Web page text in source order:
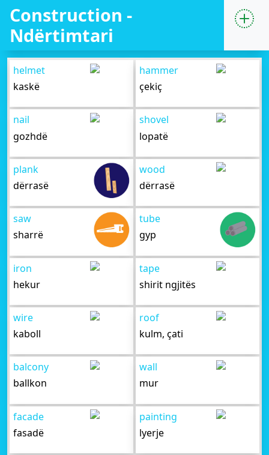
Construction -
Ndërtimtari
helmet
kaskë
hammer
çekiç
nail
gozhdë
shovel
lopatë
plank
dërrasë
wood
dërrasë
saw
sharrë
tube
gyp
iron
hekur
tape
shirit ngjitës
wire
kaboll
roof
kulm, çati
balcony
ballkon
wall
mur
facade
fasadë
painting
lyerje